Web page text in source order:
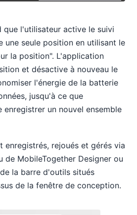
que l'utilisateur active le suivi
une seule position en utilisant le
la position". L'application
et désactive à nouveau le
l'énergie de la batterie
jusqu'à ce que
enregistrer un nouvel ensemble
enregistrés, rejoués et gérés via
de MobileTogether Designer ou
la barre d'outils situés
de la fenêtre de conception.